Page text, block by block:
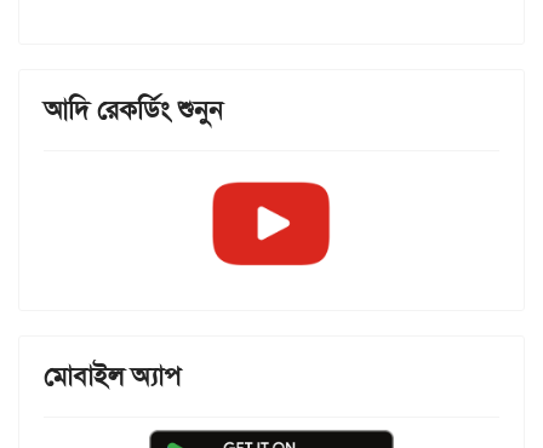
আদি রেকর্ডিং শুনুন
মোবাইল অ্যাপ